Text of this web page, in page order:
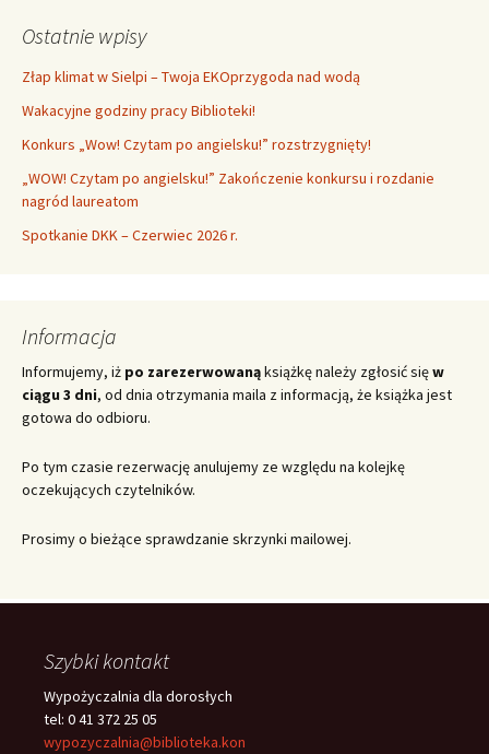
Ostatnie wpisy
Złap klimat w Sielpi – Twoja EKOprzygoda nad wodą
Wakacyjne godziny pracy Biblioteki!
Konkurs „Wow! Czytam po angielsku!” rozstrzygnięty!
„WOW! Czytam po angielsku!” Zakończenie konkursu i rozdanie
nagród laureatom
Spotkanie DKK – Czerwiec 2026 r.
Informacja
Informujemy, iż po zarezerwowanąksiążkę należy zgłosić sięw
ciągu 3 dni, od dnia otrzymania maila z informacją, że książka jest
gotowa do odbioru.
Po tym czasie rezerwację anulujemy ze względu na kolejkę
oczekujących czytelników.
Prosimy o bieżące sprawdzanie skrzynki mailowej.
Szybki kontakt
Wypożyczalnia dla dorosłych
tel: 0 41 372 25 05
wypozyczalnia@biblioteka.kon